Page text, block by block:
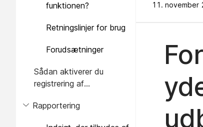
funktionen?
Retningslinjer for brug
Forudsætninger
Sådan aktiverer du
registrering af
agenter og
Rapportering
11. november